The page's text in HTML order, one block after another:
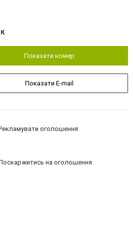
Показати номер
Показати E-mail
оголошення
на оголошення